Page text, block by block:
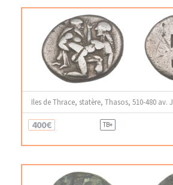
Iles de Thrace, statère, Thasos, 510-480 av.
400€ TB+